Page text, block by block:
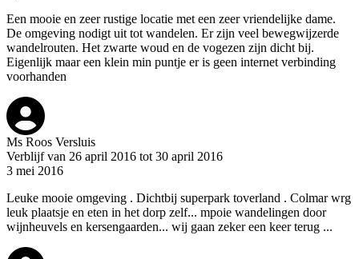
Een mooie en zeer rustige locatie met een zeer vriendelijke dame.
De omgeving nodigt uit tot wandelen. Er zijn veel bewegwijzerde
wandelrouten. Het zwarte woud en de vogezen zijn dicht bij.
Eigenlijk maar een klein min puntje er is geen internet verbinding
voorhanden
Ms Roos Versluis
Verblijf van 26 april 2016 tot 30 april 2016
3 mei 2016
Leuke mooie omgeving . Dichtbij superpark toverland . Colmar wrg
leuk plaatsje en eten in het dorp zelf... mpoie wandelingen door
wijnheuvels en kersengaarden... wij gaan zeker een keer terug ...